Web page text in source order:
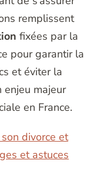
remplissent
fixées par la
pour garantir la
et éviter la
enjeu majeur
en France.
divorce et
et astuces